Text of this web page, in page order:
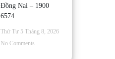
Đồng Nai – 1900
6574
Thứ Tư 5 Tháng 8, 2026
No Comments